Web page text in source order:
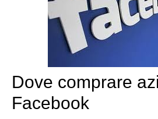
Dove comprare
Facebook